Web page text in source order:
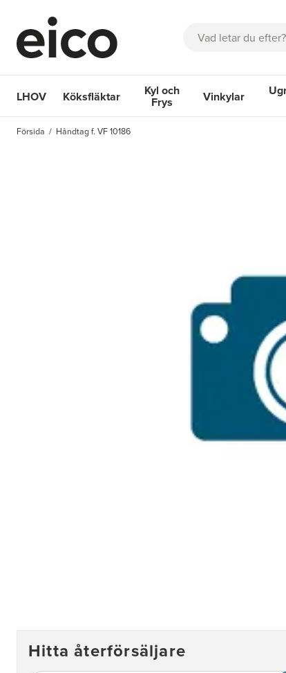
Sök
LHOV Köksfläktar
Köksfläktar
Kyl och
Frys Vinkylar
Försida
Håndtag f. VF 10186
Hitta återförsäljare